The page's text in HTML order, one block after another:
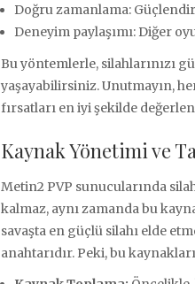
Doğru zamanlama:
Deneyim paylaşımı: Diğer
Bu yöntemlerle, silahlarınızı
yaşayabilirsiniz. Unutmayın,
fırsatları en iyi şekilde
Kaynak Yönetimi ve
Metin2 PVP sunucularında
kalmaz, aynı zamanda bu
savaşta en güçlü silahı elde
anahtarıdır. Peki, bu